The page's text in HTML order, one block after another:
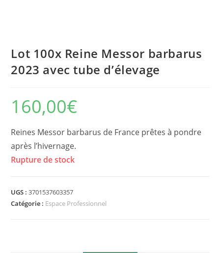
Lot 100x Reine Messor barbarus
2023 avec tube d’élevage
160,00€
Reines Messor barbarus de France prêtes à pondre
après l’hivernage.
Rupture de stock
UGS :3701537603357
Catégorie : Espace Professionnel